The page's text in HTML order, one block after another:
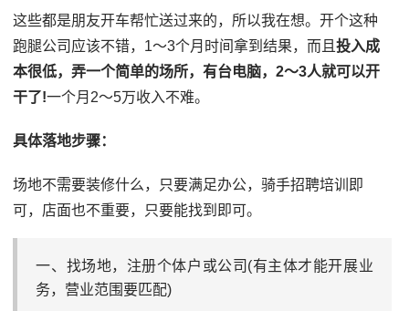
这些都是朋友开车帮忙送过来的，所以我在想。开个这种
跑腿公司应该不错，1～3个月时间拿到结果，而且投入成
本很低，弄一个简单的场所，有台电脑，2～3人就可以开
干了!一个月2～5万收入不难。
具体落地步骤：
场地不需要装修什么，只要满足办公，骑手招聘培训即
可，店面也不重要，只要能找到即可。
一、找场地，注册个体户或公司(有主体才能开展业
务，营业范围要匹配)